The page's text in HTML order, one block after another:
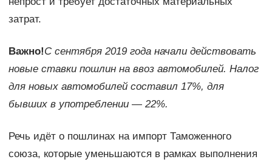
затрат.
Важно!С сентября 2019 года начали действовать
новые ставки пошлин на ввоз автомобилей. Налог
для новых автомобилей составил 17%, для
бывших в употреблении— 22%.
Речь идёт о пошлинах на импорт Таможенного
союза, которые уменьшаются в рамках выполнения